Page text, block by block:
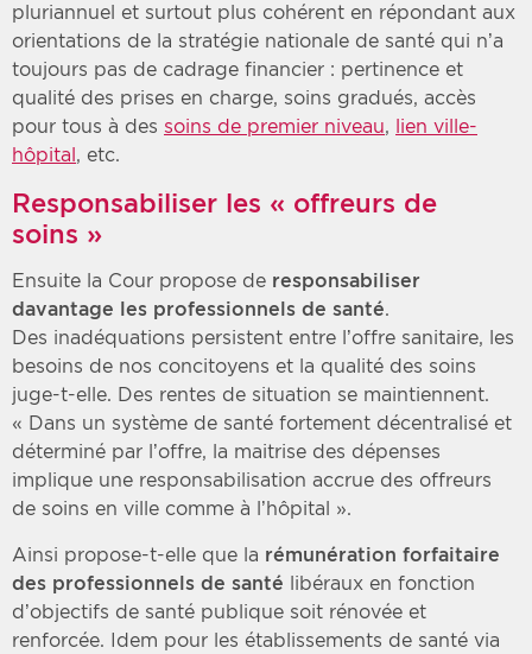
pluriannuel et surtout plus cohérent en répondant aux
orientations de la stratégie nationale de santé qui n’a
toujours pas de cadrage financier : pertinence et
qualité des prises en charge, soins gradués, accès
pour tous à des soins de premier niveau, lien ville-
hôpital , etc.
Responsabiliser les « offreurs de
soins »
Ensuite la Cour propose de responsabiliser
davantage les professionnels de santé.
Des inadéquations persistent entre l’offre sanitaire, les
besoins de nos concitoyens et la qualité des soins
juge-t-elle. Des rentes de situation se maintiennent.
« Dans un système de santé fortement décentralisé et
déterminé par l’offre, la maitrise des dépenses
implique une responsabilisation accrue des offreurs
de soins en ville comme à l’hôpital ».
Ainsi propose-t-elle que la rémunération forfaitaire
des professionnels de santé libéraux en fonction
d’objectifs de santé publique soit rénovée et
renforcée. Idem pour les établissements de santé via